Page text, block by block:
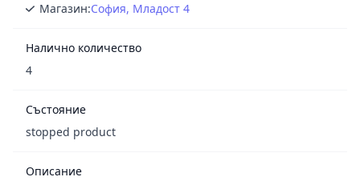
Магазин:София, Младост 4
Налично количество
4
Състояние
stopped product
Описание